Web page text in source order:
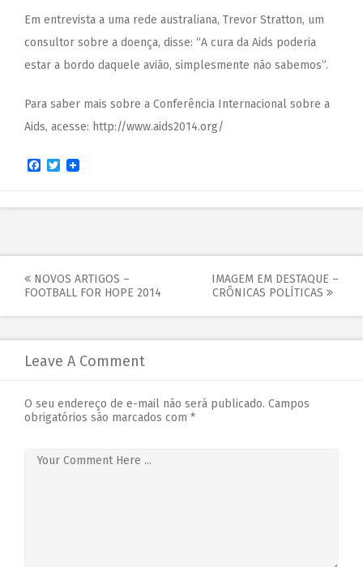
Em entrevista a uma rede australiana, Trevor Stratton, um
consultor sobre a doença, disse: “A cura da Aids poderia
estar a bordo daquele avião, simplesmente não sabemos”.
Para saber mais sobre a Conferência Internacional sobre a
Aids, acesse: http://www.aids2014.org/
Facebook
Twitter
NOVOS ARTIGOS –
FOOTBALL FOR HOPE 2014
IMAGEM EM DESTAQUE –
CRÔNICAS POLÍTICAS
Leave A Comment
O seu endereço de e-mail não será publicado. Campos
obrigatórios são marcados com *